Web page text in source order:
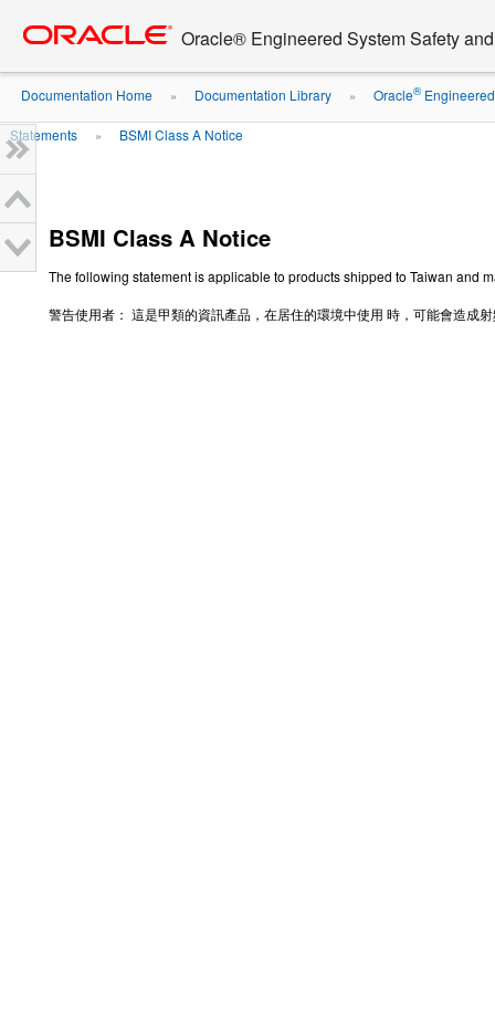
content
Oracle® Engineered System Safety
Documentation Home » Documentation Library » Oracle®
Statements » BSMI Class A Notice
BSMI Class A Notice
The following statement is applicable to products shipped to Taiwan and
警告使用者： 這是甲類的資訊產品，在居住的環境中使用 時，可能會造成